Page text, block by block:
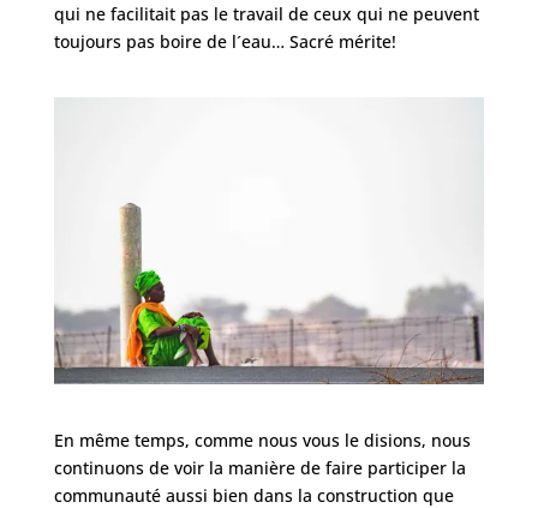
qui ne facilitait pas le travail de ceux qui ne peuvent
toujours pas boire de l´eau… Sacré mérite!
En même temps, comme nous vous le disions, nous
continuons de voir la manière de faire participer la
communauté aussi bien dans la construction que